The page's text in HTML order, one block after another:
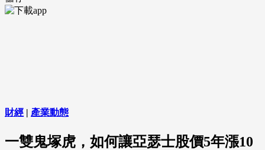
財經 | 產業動態
一雙鬼塚虎，如何讓亞瑟士股價5年漲10